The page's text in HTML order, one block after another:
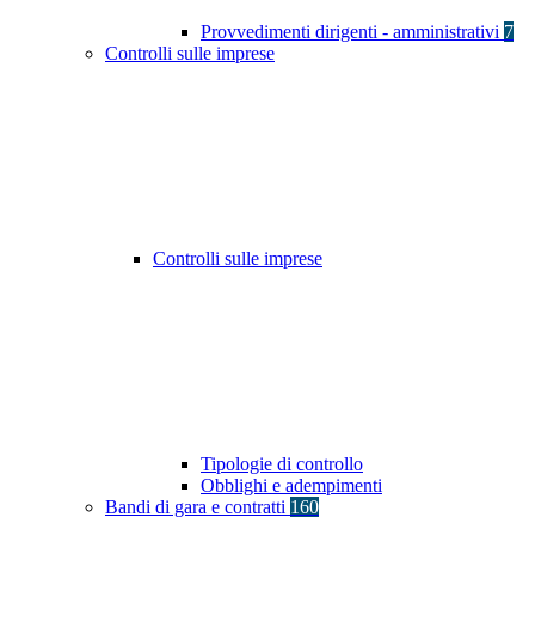
Provvedimenti dirigenti - amministrativi 7
Controlli sulle imprese
Controlli sulle imprese
Tipologie di controllo
Obblighi e adempimenti
Bandi di gara e contratti 160